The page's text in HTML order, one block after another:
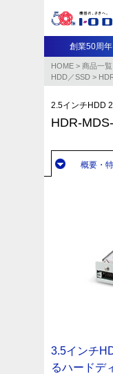
創業50周
HOME > 商品一覧
HDD／SSD >
2.5インチHDD
HDR-
概要・
3.5インチ
るハードデ